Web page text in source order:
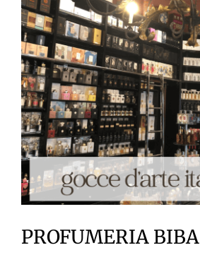
stampa
WooCommerce Cart
PROFUMERIA BIBA